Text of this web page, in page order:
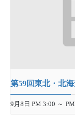
第59回東北・北
9月8日 PM 3:00 ～